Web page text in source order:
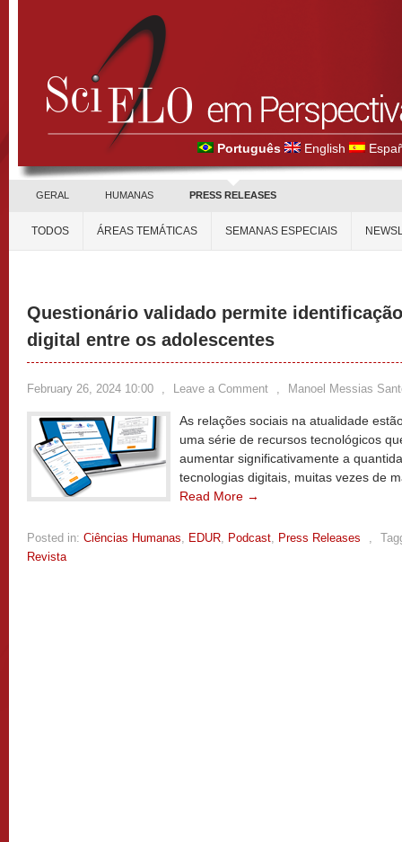
Português English
GERAL HUMANAS PRESS RELEASES
TODOS ÁREAS TEMÁTICAS SEMANAS ESPECIAIS
Questionário validado permite
digital entre os adolescentes
February 26, 2024 10:00 , Leave a Comment , Manoel Messias
As relações sociais na atualidade
uma série de recursos tecnológicos
aumentar significativamente a
tecnologias digitais, muitas vezes de
Read More →
Posted in: Ciências Humanas, EDUR, Podcast, Press Releases ,
Revista